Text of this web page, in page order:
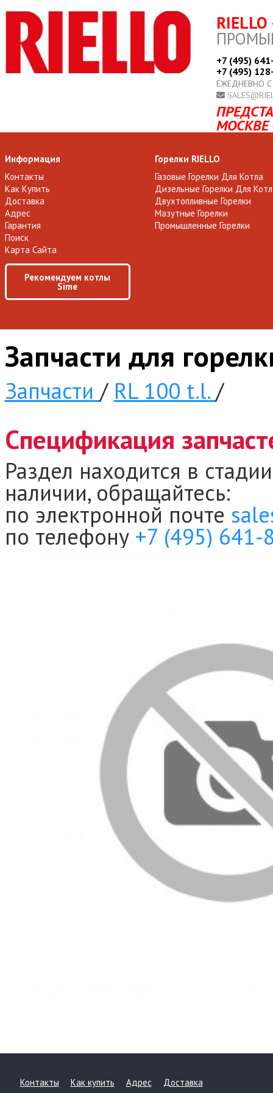
RIELLO
+7 (495)
+7 (495)
ЕЖЕДНЕВНО
МОСКВЕ
Информация
Контакты
Как Купить
Доставка
Адрес
Гарантия
Поиск
Карта Сайта
Рекомендуем котлы
Sime
Горелки RIELLO
Газовые Горелки Для Котла
Дизельные Горелки Для
Двухтопливные Горелки
Мазутные Горелки
Промышленные Горелки
Запчасти для
Запчасти / RL 100 t.l. /
Спецификация
Раздел находится в
наличии, обращайтесь:
по электронной почте
по телефону +7 (495) 641-
Контакты Как купить Адрес Доставка